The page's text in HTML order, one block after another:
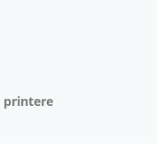
printere